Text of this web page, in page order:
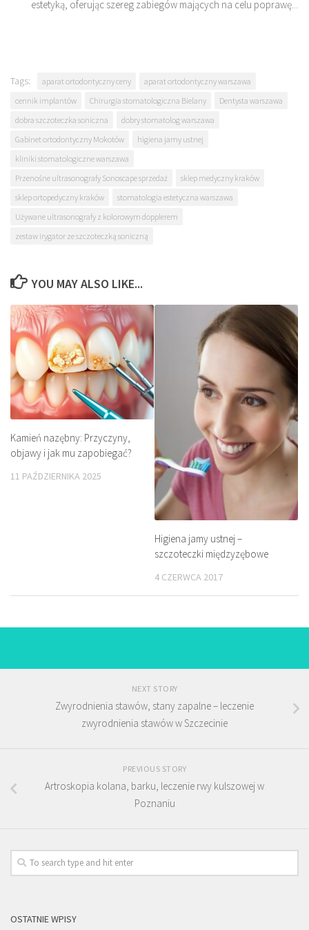
estetyką, oferując szereg zabiegów mających na celu poprawę...
Tags: aparat ortodontyczny ceny
aparat ortodontyczny warszawa
cennik implantów
Chirurgia stomatologiczna Bielany
Dentysta warszawa
dobra szczoteczka soniczna
dobry stomatolog warszawa
Gabinet ortodontyczny Mokotów
higiena jamy ustnej
kliniki stomatologiczne warszawa
Przenośne ultrasonografy Sonoscape sprzedaż
sklep medyczny kraków
sklep ortopedyczny kraków
stomatologia estetyczna warszawa
Używane ultrasonografy z kolorowym dopplerem
zestaw irygator ze szczoteczką soniczną
YOU MAY ALSO LIKE...
Kamień nazębny: Przyczyny,
objawy i jak mu zapobiegać?
11 PAŹDZIERNIKA 2025
Higiena jamy ustnej –
szczoteczki międzyzębowe
4 CZERWCA 2017
NEXT STORY
Zwyrodnienia stawów, stany zapalne – leczenie
zwyrodnienia stawów w Szczecinie
PREVIOUS STORY
Artroskopia kolana, barku, leczenie rwy kulszowej w
Poznaniu
OSTATNIE WPISY